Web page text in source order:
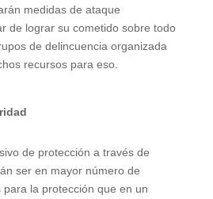
medidas de ataque
de lograr su cometido sobre todo
de delincuencia organizada
recursos para eso.
de protección a través de
ser en mayor número de
la protección que en un